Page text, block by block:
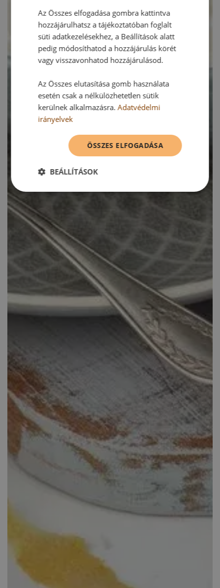
Az Összes elfogadása gombra kattintva
hozzájárulhatsz a tájékoztatóban foglalt
süti adatkezelésekhez, a Beállítások alatt
pedig módosíthatod a hozzájárulás körét
vagy visszavonhatod hozzájárulásod.
Az Összes elutasítása gomb használata
esetén csak a nélkülözhetetlen sütik
kerülnek alkalmazásra.Adatvédelmi
irányelvek
ÖSSZES ELFOGADÁSA
BEÁLLÍTÁSOK